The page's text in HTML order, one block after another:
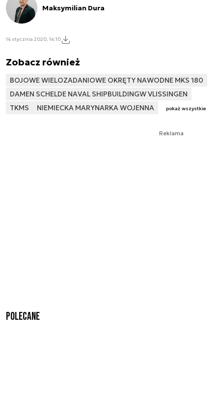
Maksymilian Dura
14 stycznia 2020, 14:10
Zobacz również
BOJOWE WIELOZADANIOWE OKRĘTY NAWODNE MKS 180
DAMEN SCHELDE NAVAL SHIPBUILDINGW VLISSINGEN
TKMS
NIEMIECKA MARYNARKA WOJENNA pokaż wszystkie
Reklama
Polecane